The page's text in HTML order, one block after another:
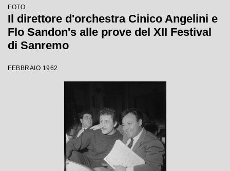
FOTO
Il direttore d'orchestra Cinico Angelini e
Flo Sandon's alle prove del XII Festival
di Sanremo
FEBBRAIO 1962